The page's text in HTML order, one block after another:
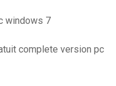
windows 7
complete version pc